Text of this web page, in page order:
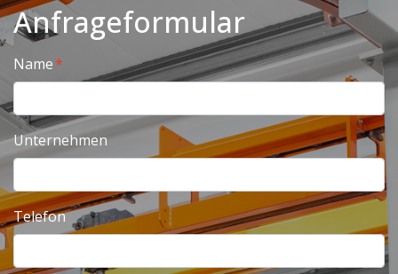
Anfrageformular
Name
Unternehmen
Telefon